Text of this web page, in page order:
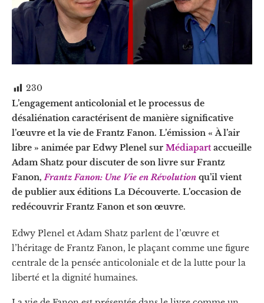
230
L’engagement anticolonial et le processus de
désaliénation caractérisent de manière significative
l’œuvre et la vie de Frantz Fanon. L’émission « À l’air
libre » animée par Edwy Plenel sur Médiapart accueille
Adam Shatz pour discuter de son livre sur Frantz
Fanon,Frantz Fanon: Une Vie en Révolution qu’il vient
de publier aux éditions La Découverte. L’occasion de
redécouvrir Frantz Fanon et son œuvre.
Edwy Plenel et Adam Shatz parlent de l’œuvre et
l’héritage de Frantz Fanon, le plaçant comme une figure
centrale de la pensée anticoloniale et de la lutte pour la
liberté et la dignité humaines.